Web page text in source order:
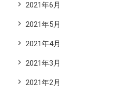
2021年6月
2021年5月
2021年4月
2021年3月
2021年2月